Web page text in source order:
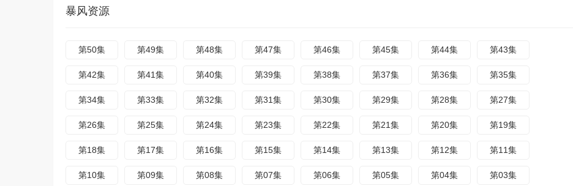
暴风资源
第50集 第49集 第48集 第47集 第46集 第45集 第44集 第43集
第42集 第41集 第40集 第39集 第38集 第37集 第36集 第35集
第34集 第33集 第32集 第31集 第30集 第29集 第28集 第27集
第26集 第25集 第24集 第23集 第22集 第21集 第20集 第19集
第18集 第17集 第16集 第15集 第14集 第13集 第12集 第11集
第10集 第09集 第08集 第07集 第06集 第05集 第04集 第03集